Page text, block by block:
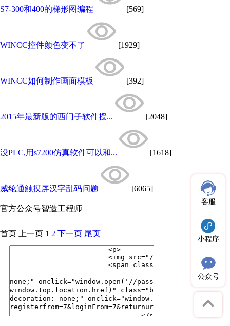
S7-300和400的梯形图编程 [569]
WINCC控件颜色变不了 [1929]
WINCC如何制作画面模板 [392]
2015年最新版的西门子软件授... [2048]
没PLC,用s7200仿真软件可以和... [1618]
威纶通触摸屏汉字乱码问题 [6065]
官方公众号智造工程师
客服
小程序
公众号
首页 上一页 1 2 下一页 尾页